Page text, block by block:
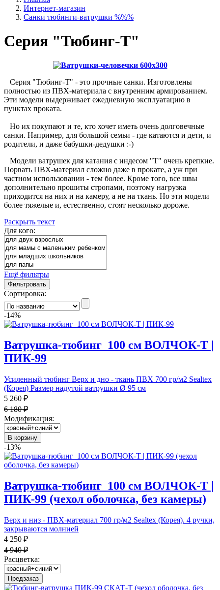
Интернет-магазин
Санки тюбинги-ватрушки %%%
Серия "Тюбинг-Т"
Серия "Тюбинг-Т" - это прочные санки. Изготовлены
полностью из ПВХ-материала с внутренним армированием.
Эти модели выдерживает ежедневную эксплуатацию в
пунктах проката.
Но их покупают и те, кто хочет иметь очень долговечные
санки. Например, для большой семьи - где катаются и дети, и
родители, и даже бабушки-дедушки :-)
Модели ватрушек для катания с индесом "Т" очень крепкие.
Порвать ПВХ-материал сложно даже в прокате, а уж при
частном использовании - тем более. Кроме того, все швы
дополнительно прошиты стропами, поэтому нагрузка
приходится на них и на камеру, а не на ткань. Но эти модели
более тяжелые и, естественно, стоят несколько дороже.
Раскрыть текст
Для кого:
Ещё фильтры
Фильтровать
Сортировка:
-14%
Ватрушка-тюбинг_100 см ВОЛЧОК-Т |
ПИК-99
Усиленный тюбинг Верх и дно - ткань ПВХ 700 гр/м2 Sealtex
(Корея) Размер надутой ватрушки Ø 95 см
5 260 ₽
6 180 ₽
Модификация:
В корзину
-13%
Ватрушка-тюбинг_100 см ВОЛЧОК-Т |
ПИК-99 (чехол оболочка, без камеры)
Верх и низ - ПВХ-материал 700 гр/м2 Sealtex (Корея). 4 ручки,
закрываются молнией
4 250 ₽
4 940 ₽
Расцветка:
Предзаказ